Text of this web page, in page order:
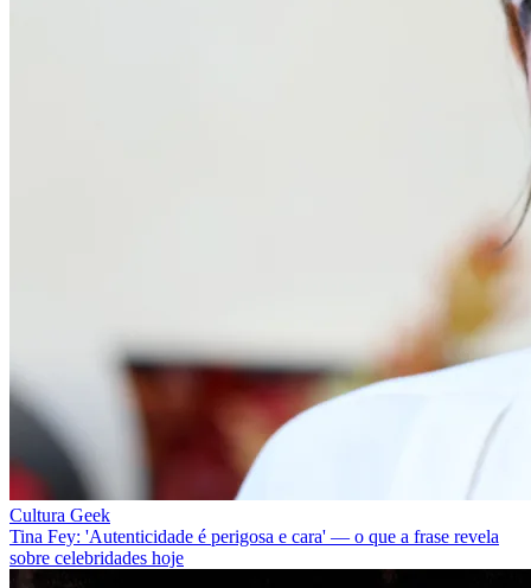
Cultura Geek
Tina Fey: 'Autenticidade é perigosa e cara' — o que a frase revela
sobre celebridades hoje